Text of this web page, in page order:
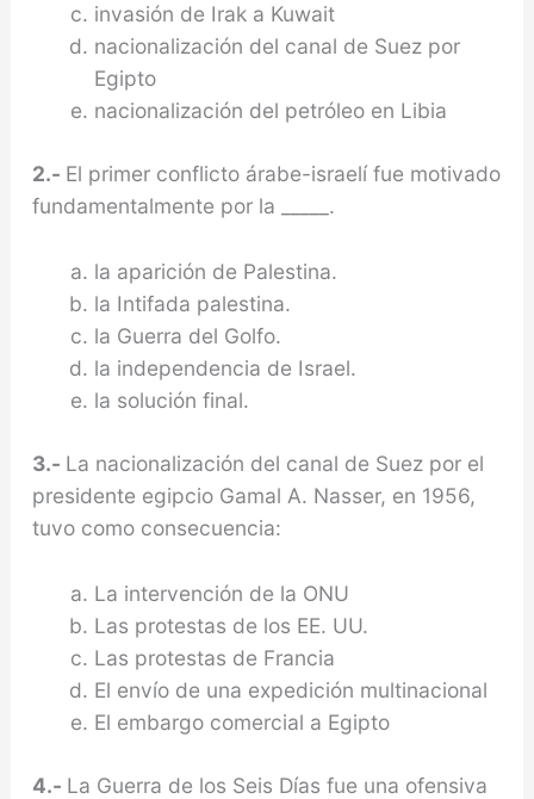
invasión de Irak a Kuwait
nacionalización del canal de Suez por
Egipto
nacionalización del petróleo en Libia
2.- El primer conflicto árabe-israelí fue motivado
fundamentalmente por la _____.
la aparición de Palestina.
la Intifada palestina.
la Guerra del Golfo.
la independencia de Israel.
la solución final.
3.- La nacionalización del canal de Suez por el
pre­sidente egipcio Gamal A. Nasser, en 1956,
tuvo como consecuencia:
La intervención de la ONU
Las protestas de los EE. UU.
Las protestas de Francia
El envío de una expedición multinacional
El embargo comercial a Egipto
4.- La Guerra de los Seis Días fue una ofensiva